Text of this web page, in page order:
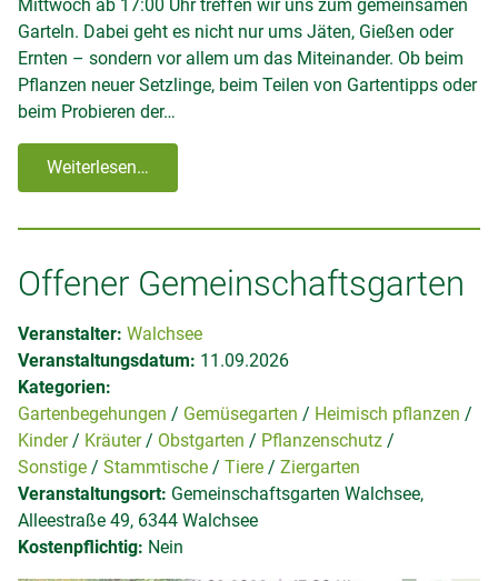
Mittwoch ab 17:00 Uhr treffen wir uns zum gemeinsamen
Garteln. Dabei geht es nicht nur ums Jäten, Gießen oder
Ernten – sondern vor allem um das Miteinander. Ob beim
Pflanzen neuer Setzlinge, beim Teilen von Gartentipps oder
beim Probieren der…
Weiterlesen…
Offener Gemeinschaftsgarten
Veranstalter: Walchsee
Veranstaltungsdatum: 11.09.2026
Kategorien:
Gartenbegehungen
Gemüsegarten
Heimisch pflanzen
Kinder
Kräuter Obstgarten
Pflanzenschutz
Sonstige
Stammtische Tiere
Ziergarten
Veranstaltungsort: Gemeinschaftsgarten Walchsee,
Alleestraße 49, 6344 Walchsee
Kostenpflichtig: Nein